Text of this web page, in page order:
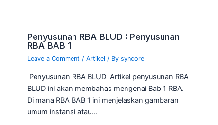
Penyusunan RBA BLUD : Penyusunan
RBA BAB 1
Leave a Comment /Artikel / Bysyncore
Penyusunan RBA BLUD Artikel penyusunan RBA
BLUD ini akan membahas mengenai Bab 1 RBA.
Di mana RBA BAB 1 ini menjelaskan gambaran
umum instansi atau…